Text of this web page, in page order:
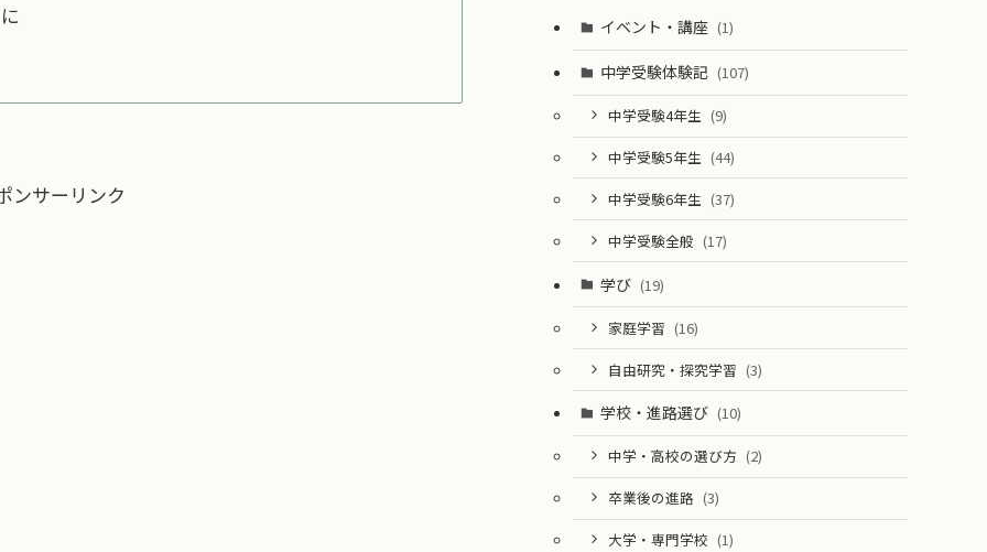
ンサーリンク
イベント・講座 (1)
中学受験体験記 (107)
中学受験4年生 (9)
中学受験5年生 (44)
中学受験6年生 (37)
中学受験全般 (17)
学び (19)
家庭学習 (16)
自由研究・探究学習 (3)
学校・進路選び (10)
中学・高校の選び方 (2)
卒業後の進路 (3)
大学・専門学校 (1)